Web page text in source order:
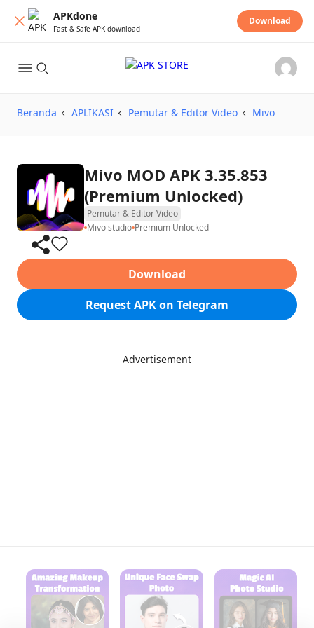
APKdone
Fast & Safe APK download
Download
Beranda APLIKASI Pemutar & Editor Video Mivo
Mivo MOD APK 3.35.853
(Premium Unlocked)
Pemutar & Editor Video
Mivo studio Premium Unlocked
Download
Request APK on Telegram
Advertisement